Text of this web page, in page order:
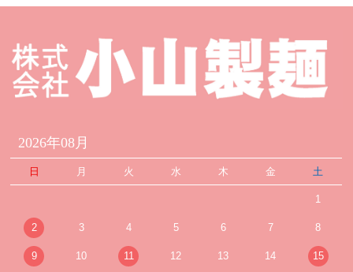
2026年08月
日 月 火 水 木 金 土
1
2 3 4 5 6 7 8
9 10 11 12 13 14 15